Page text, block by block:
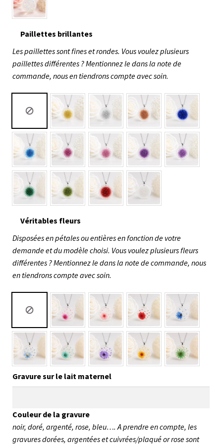
Paillettes brillantes
Les paillettes sont fines et rondes. Vous voulez plusieurs
paillettes différentes ? Mentionnez le dans la note de
commande, nous en tiendrons compte avec soin.
Véritables fleurs
Disposées en pétales ou entières en fonction de votre
demande et du modèle choisi. Vous voulez plusieurs fleurs
différentes ? Mentionnez le dans la note de commande, nous
en tiendrons compte avec soin.
Gravure sur le lait maternel
Couleur de la gravure
noir, doré, argenté, rose, bleu…. A prendre en compte, les
gravures dorées, argentées et cuivrées/plaqué or rose sont